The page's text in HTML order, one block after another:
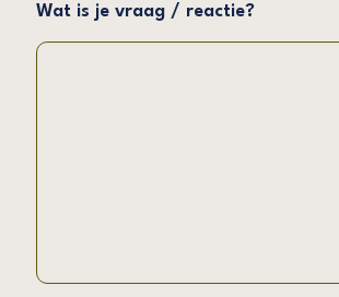
Wat is je vraag / reactie?